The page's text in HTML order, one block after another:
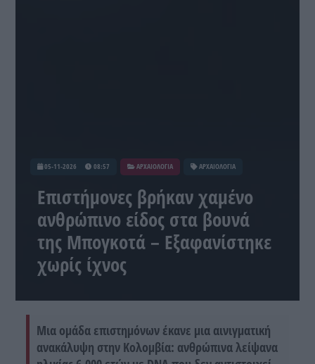
05-11-2026 08:57 ΑΡΧΑΙΟΛΟΓΙΑ ΑΡΧΑΙΟΛΟΓΙΑ
Επιστήμονες βρήκαν χαμένο
ανθρώπινο είδος στα βουνά
της Μπογκοτά – Εξαφανίστηκε
χωρίς ίχνος
Μια ομάδα επιστημόνων έκανε μια αινιγματική
ανακάλυψη στην Κολομβία: ανθρώπινα λείψανα